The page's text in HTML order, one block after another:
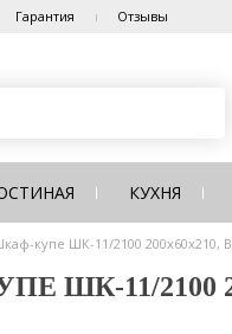
Гарантия Отзывы
КУХНЯ
купе ШК-11/2100 200х60х210,
11/2100